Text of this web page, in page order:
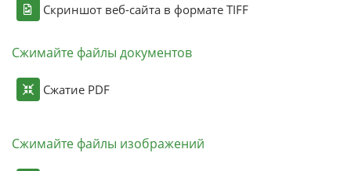
Скриншот веб-сайта в формате TIFF
Сжимайте файлы документов
Сжатие PDF
Сжимайте файлы изображений